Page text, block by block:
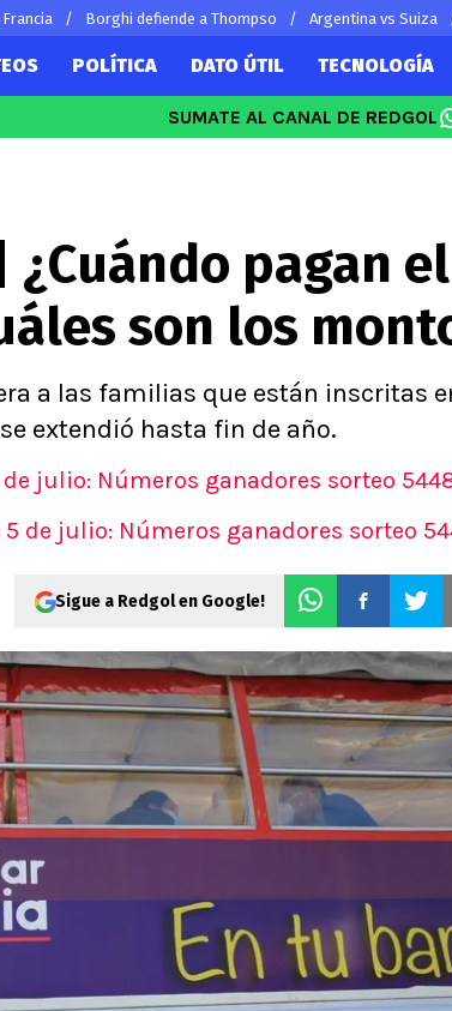
Borghi defiende a Thompso Argentina vs Suiza
Bravo
Brereton
por el mundo
Fútbol Argentino
Fútbol Brasileño
del día
POLÍTICA DATO ÚTIL TECNOLOGÍA
SUMATE AL CANAL DE REDGOL
¿Cuándo pagan el
son los
a las familias que están inscritas
extendió hasta fin de año.
julio: Números ganadores sorteo
de julio: Números ganadores sorteo
Sigue a Redgol en Google!